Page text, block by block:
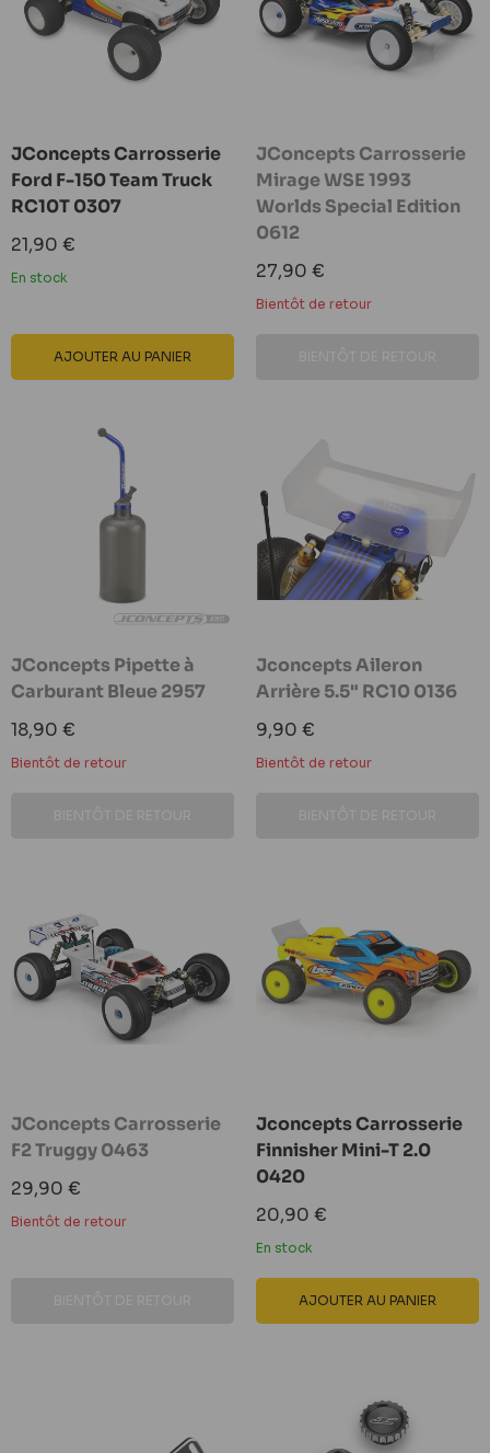
JConcepts Carrosserie
Ford F-150 Team Truck
RC10T 0307
Prix
réduit
21,90 €
En stock
AJOUTER AU PANIER
JConcepts Carrosserie
Mirage WSE 1993
Worlds Special Edition
0612
Prix
réduit
27,90 €
Bientôt de retour
JConcepts Pipette à
Carburant Bleue 2957
Prix
réduit
18,90 €
Bientôt de retour
Jconcepts Aileron
Arrière 5.5" RC10 0136
Prix
réduit
9,90 €
Bientôt de retour
JConcepts Carrosserie
F2 Truggy 0463
Prix
réduit
29,90 €
Bientôt de retour
Jconcepts Carrosserie
Finnisher Mini-T 2.0
0420
Prix
réduit
20,90 €
En stock
AJOUTER AU PANIER